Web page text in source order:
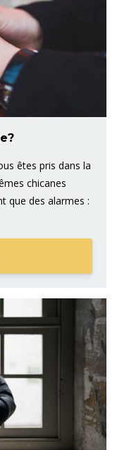
êtes pris dans la
chicanes
que des alarmes :